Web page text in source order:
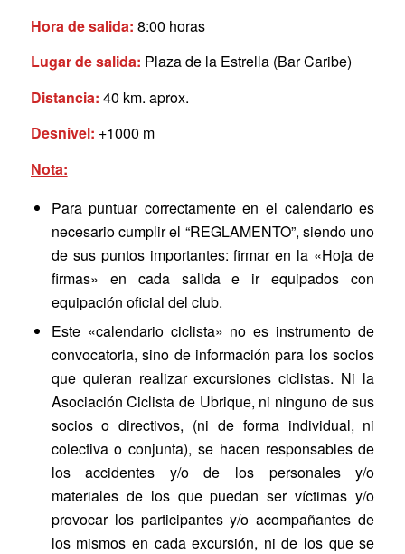
Hora de salida: 8:00 horas
Lugar de salida: Plaza de la Estrella (Bar Caribe)
Distancia: 40 km. aprox.
Desnivel: +1000 m
Nota:
Para puntuar correctamente en el calendario es
necesario cumplir el “REGLAMENTO”, siendo uno
de sus puntos importantes: firmar en la «Hoja de
firmas» en cada salida e ir equipados con
equipación oficial del club.
Este «calendario ciclista» no es instrumento de
convocatoria, sino de información para los socios
que quieran realizar excursiones ciclistas. Ni la
Asociación Ciclista de Ubrique, ni ninguno de sus
socios o directivos, (ni de forma individual, ni
colectiva o conjunta), se hacen responsables de
los accidentes y/o de los personales y/o
materiales de los que puedan ser víctimas y/o
provocar los participantes y/o acompañantes de
los mismos en cada excursión, ni de los que se